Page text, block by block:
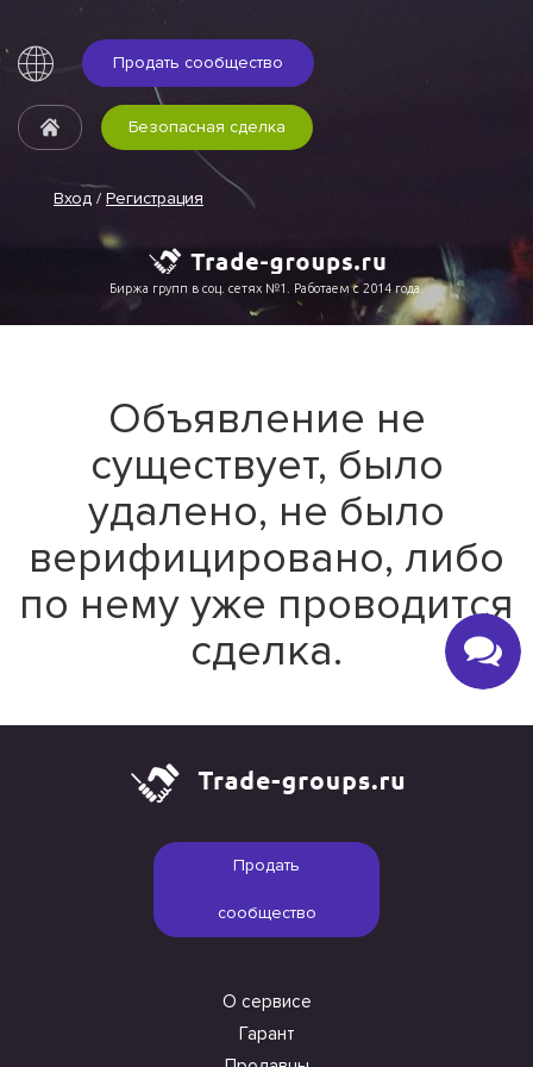
Продать сообщество
Вход / Регистрация
Безопасная сделка
Биржа групп в соц. сетях №1. Работаем с 2014 года.
Объявление не
существует, было
удалено, не было
верифицировано, либо
по нему уже проводится
сделка.
Продать
сообщество
О сервисе
Гарант